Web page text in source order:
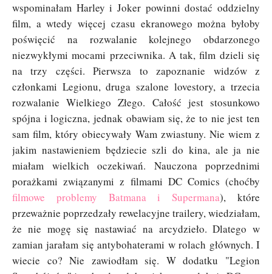
wspominałam Harley i Joker powinni dostać oddzielny
film, a wtedy więcej czasu ekranowego można byłoby
poświęcić na rozwalanie kolejnego obdarzonego
niezwykłymi mocami przeciwnika. A tak, film dzieli się
na trzy części. Pierwsza to zapoznanie widzów z
członkami Legionu, druga szalone lovestory, a trzecia
rozwalanie Wielkiego Złego. Całość jest stosunkowo
spójna i logiczna, jednak obawiam się, że to nie jest ten
sam film, który obiecywały Wam zwiastuny. Nie wiem z
jakim nastawieniem będziecie szli do kina, ale ja nie
miałam wielkich oczekiwań. Nauczona poprzednimi
porażkami związanymi z filmami DC Comics (choćby
filmowe problemy Batmana i Supermana), które
przeważnie poprzedzały rewelacyjne trailery, wiedziałam,
że nie mogę się nastawiać na arcydzieło. Dlatego w
zamian jarałam się antybohaterami w rolach głównych. I
wiecie co? Nie zawiodłam się. W dodatku "Legion